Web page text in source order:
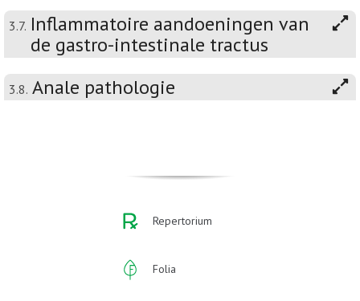
3.7. Inflammatoire aandoeningen van
de gastro-intestinale tractus
3.8. Anale pathologie
Repertorium
Folia